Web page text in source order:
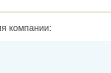
компании: